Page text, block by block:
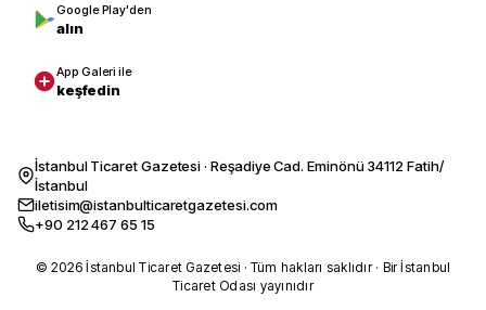
Google Play'den
alın
App Galeri ile
keşfedin
İstanbul Ticaret Gazetesi · Reşadiye Cad. Eminönü 34112 Fatih/
İstanbul
iletisim@istanbulticaretgazetesi.com
+90 212 467 65 15
© 2026 İstanbul Ticaret Gazetesi · Tüm hakları saklıdır · Bir İstanbul
Ticaret Odası yayınıdır